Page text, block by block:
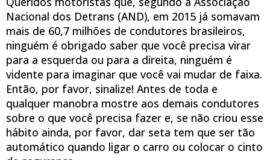
Nacional dos Detrans (AND), em 2015 já somavam
mais de 60,7 milhões de condutores brasileiros,
ninguém é obrigado saber que você precisa virar
para a esquerda ou para a direita, ninguém é
vidente para imaginar que você vai mudar de faixa.
Então, por favor, sinalize! Antes de toda e
qualquer manobra mostre aos demais condutores
sobre o que você precisa fazer e, se não criou esse
hábito ainda, por favor, dar seta tem que ser tão
automático quando ligar o carro ou colocar o cinto